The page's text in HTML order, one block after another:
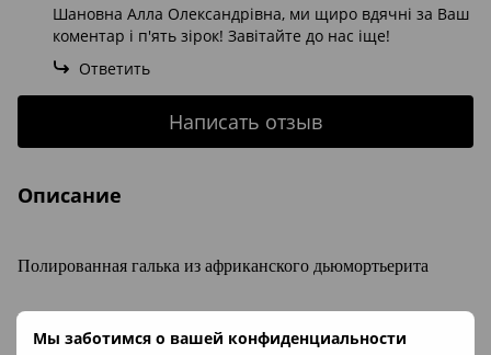
Мы заботимся о вашей конфиденциальности
Шановна Алла Олександрівна, ми щиро вдячні за Ваш
коментар і п'ять зірок! Завітайте до нас іще!
Ответить
Написать отзыв
Описание
Полированная галька из африканского дьюмортьерита
Минерал: